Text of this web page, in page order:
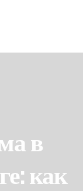
в
как